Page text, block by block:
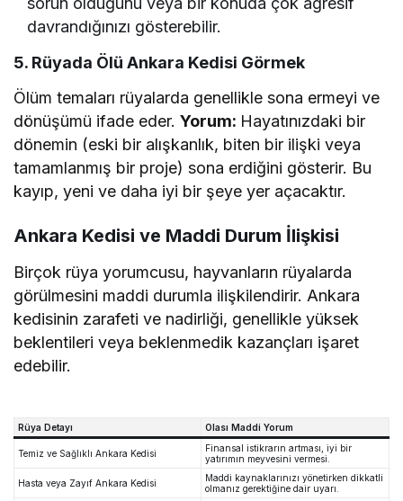
davrandığınızı gösterebilir.
5. Rüyada Ölü Ankara Kedisi Görmek
Ölüm temaları rüyalarda genellikle sona ermeyi ve
dönüşümü ifade eder.Yorum: Hayatınızdaki bir
dönemin (eski bir alışkanlık, biten bir ilişki veya
tamamlanmış bir proje) sona erdiğini gösterir. Bu
kayıp, yeni ve daha iyi bir şeye yer açacaktır.
Ankara Kedisi ve Maddi Durum İlişkisi
Birçok rüya yorumcusu, hayvanların rüyalarda
görülmesini maddi durumla ilişkilendirir. Ankara
kedisinin zarafeti ve nadirliği, genellikle yüksek
beklentileri veya beklenmedik kazançları işaret
edebilir.
Rüya Detayı Olası Maddi Yorum
Temiz ve Sağlıklı Ankara Kedisi
Finansal istikrarın artması, iyi bir
yatırımın meyvesini vermesi.
Hasta veya Zayıf Ankara Kedisi
Maddi kaynaklarınızı yönetirken dikkatli
olmanız gerektiğine dair uyarı.